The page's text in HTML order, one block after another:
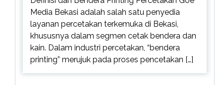
Media Bekasi adalah salah satu penyedia
layanan percetakan terkemuka di Bekasi,
khususnya dalam segmen cetak bendera dan
kain. Dalam industri percetakan, “bendera
printing” merujuk pada proses pencetakan […]